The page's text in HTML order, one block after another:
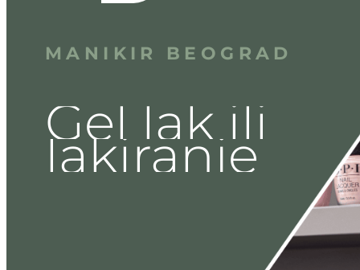
MANIKIR BEOGRAD
Gel lak ili
lakiranje